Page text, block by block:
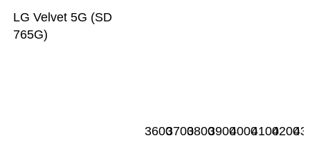
LG Velvet 5G (SD
765G)
3600370038003900400041004200